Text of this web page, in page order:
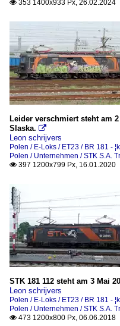
 353 1400x933 Px, 26.02.2024
Leider verschmiert steht am
Slaska. 
Leon schrijvers
Polen / E-Loks / ET23 / BR 181 -
Polen / Unternehmen / STK S.A.
 397 1200x799 Px, 16.01.2020
STK 181 112 steht am 3 Mai
Leon schrijvers
Polen / E-Loks / ET23 / BR 181 -
Polen / Unternehmen / STK S.A.
 473 1200x800 Px, 06.06.2018